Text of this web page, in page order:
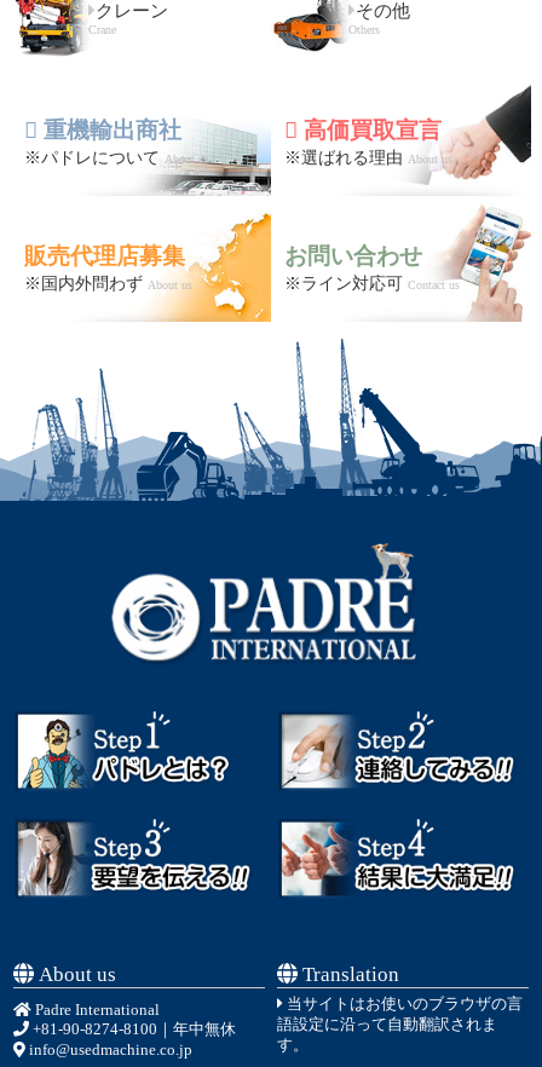
クレーン
Crane
その他
Others
重機輸出商社
※パドレについて About us
高価買取宣言
※選ばれる理由 About us
販売代理店募集
※国内外問わず About us
お問い合わせ
※ライン対応可 Contact us
About us
Padre International
+81-90-8274-8100 ｜年中無休
info@usedmachine.co.jp
Translation
当サイトはお使いのブラウザの言
語設定に沿って自動翻訳されま
す。